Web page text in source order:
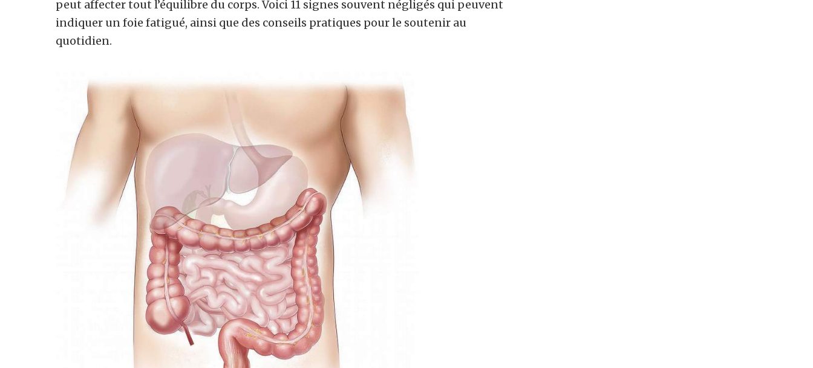
peut affecter tout l’équilibre du corps. Voici 11 signes souvent négligés qui peuvent
indiquer un foie fatigué, ainsi que des conseils pratiques pour le soutenir au
quotidien.